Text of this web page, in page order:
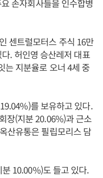
손자회사들을 인수합병
센트럴모터스 주식 16만
. 허인영 승산레저 대표
는 지분율로 오너 4세 중
를 보유하고 있다.
장(지분 20.06%)과 근소
산유통은 필립모리스 담
10.00%)도 들고 있다.